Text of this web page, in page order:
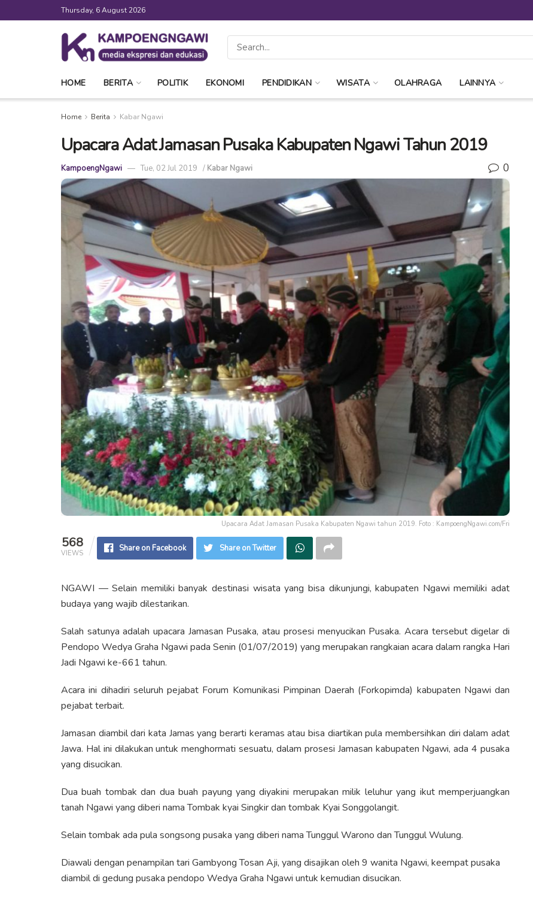
Thursday, 6 August 2026
HOME BERITA POLITIK EKONOMI PENDIDIKAN WISATA OLAHRAGA LAINNYA
Home Berita Kabar Ngawi
Upacara Adat Jamasan Pusaka Kabupaten Ngawi Tahun 2019
KampoengNgawi Tue, 02 Jul 2019 / Kabar Ngawi 0
Upacara Adat Jamasan Pusaka Kabupaten Ngawi tahun 2019. Foto : KampoengNgawi.com/Fri
568
VIEWS Share on Facebook Share on Twitter
NGAWI — Selain memiliki banyak destinasi wisata yang bisa dikunjungi, kabupaten Ngawi memiliki adat
budaya yang wajib dilestarikan.
Salah satunya adalah upacara Jamasan Pusaka, atau prosesi menyucikan Pusaka. Acara tersebut digelar di
Pendopo Wedya Graha Ngawi pada Senin (01/07/2019) yang merupakan rangkaian acara dalam rangka Hari
Jadi Ngawi ke-661 tahun.
Acara ini dihadiri seluruh pejabat Forum Komunikasi Pimpinan Daerah (Forkopimda) kabupaten Ngawi dan
pejabat terbait.
Jamasan diambil dari kata Jamas yang berarti keramas atau bisa diartikan pula membersihkan diri dalam adat
Jawa. Hal ini dilakukan untuk menghormati sesuatu, dalam prosesi Jamasan kabupaten Ngawi, ada 4 pusaka
yang disucikan.
Dua buah tombak dan dua buah payung yang diyakini merupakan milik leluhur yang ikut memperjuangkan
tanah Ngawi yang diberi nama Tombak kyai Singkir dan tombak Kyai Songgolangit.
Selain tombak ada pula songsong pusaka yang diberi nama Tunggul Warono dan Tunggul Wulung.
Diawali dengan penampilan tari Gambyong Tosan Aji, yang disajikan oleh 9 wanita Ngawi, keempat pusaka
diambil di gedung pusaka pendopo Wedya Graha Ngawi untuk kemudian disucikan.